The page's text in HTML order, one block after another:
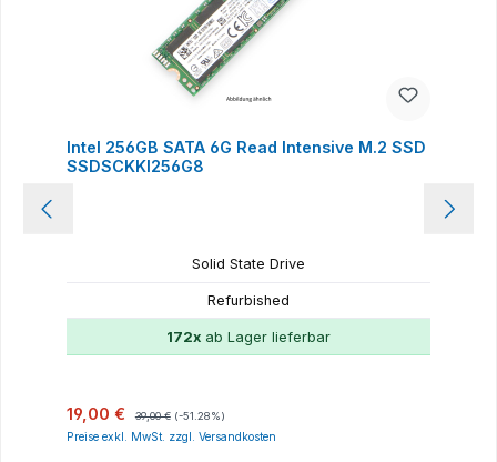
Intel 256GB SATA 6G Read Intensive M.2 SSD
SSDSCKKI256G8
Solid State Drive
Refurbished
172x ab Lager lieferbar
Verkaufspreis:
19,00 € 39,00 € (-51.28%)
Preise exkl. MwSt. zzgl. Versandkosten